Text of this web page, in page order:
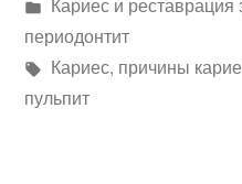
в
периодонтит
Метки:
Кариес, причины
пульпит